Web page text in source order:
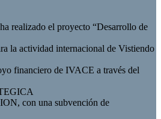
realizado el proyecto “Desarrollo de
la actividad internacional de Vistiendo
financiero de IVACE a través del
con una subvención de